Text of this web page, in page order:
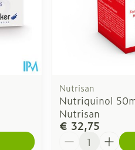
Nutrisan
Nutriquinol
Nutrisan
€ 32,75
Aantal